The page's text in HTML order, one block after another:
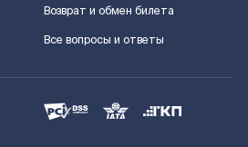
Возврат и обмен билета
Все вопросы и ответы